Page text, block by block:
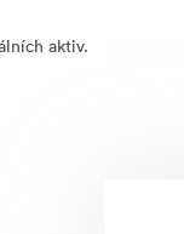
aktiv.